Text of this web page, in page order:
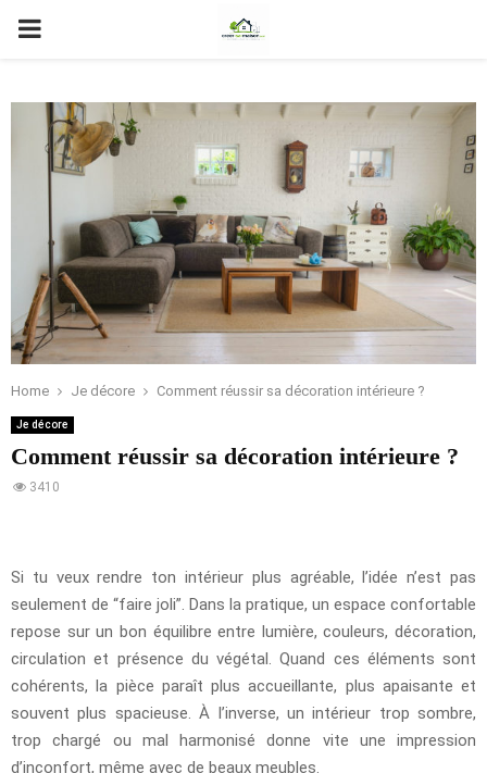
PRIMARY
Home Je décore Comment réussir sa décoration intérieure ?
Je décore
Comment réussir sa décoration intérieure ?
3410
Si tu veux rendre ton intérieur plus agréable, l’idée n’est pas
seulement de “faire joli”. Dans la pratique, un espace confortable
repose sur un bon équilibre entre lumière, couleurs, décoration,
circulation et présence du végétal. Quand ces éléments sont
cohérents, la pièce paraît plus accueillante, plus apaisante et
souvent plus spacieuse. À l’inverse, un intérieur trop sombre,
trop chargé ou mal harmonisé donne vite une impression
d’inconfort, même avec de beaux meubles.